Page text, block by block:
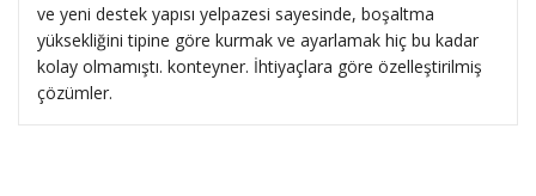
ve yeni destek yapısı yelpazesi sayesinde, boşaltma
yüksekliğini tipine göre kurmak ve ayarlamak hiç bu kadar
kolay olmamıştı. konteyner. İhtiyaçlara göre özelleştirilmiş
çözümler.